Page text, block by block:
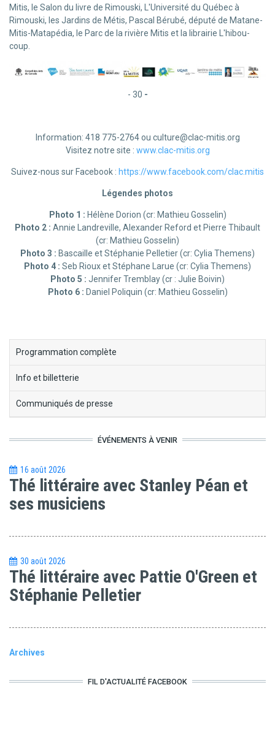
Mitis, le Salon du livre de Rimouski, L'Université du Québec à
Rimouski, les Jardins de Métis, Pascal Bérubé, député de Matane-
Mitis-Matapédia, le Parc de la rivière Mitis et la librairie L'hibou-
coup.
- 30 -
Information: 418 775-2764 ou culture@clac-mitis.org
Visitez notre site : www.clac-mitis.org
Suivez-nous sur Facebook : https://www.facebook.com/clac.mitis
Légendes photos
Photo 1 : Hélène Dorion (cr: Mathieu Gosselin)
Photo 2 : Annie Landreville, Alexander Reford et Pierre Thibault
(cr: Mathieu Gosselin)
Photo 3 : Bascaille et Stéphanie Pelletier (cr: Cylia Themens)
Photo 4 : Seb Rioux et Stéphane Larue (cr: Cylia Themens)
Photo 5 : Jennifer Tremblay (cr : Julie Boivin)
Photo 6 : Daniel Poliquin (cr: Mathieu Gosselin)
block-
thes-
litteraires
Programmation complète
Info et billetterie
Communiqués de presse
ÉVÉNEMENTS À VENIR
16 août 2026
Thé littéraire avec Stanley Péan et
ses musiciens
30 août 2026
Thé littéraire avec Pattie O'Green et
Stéphanie Pelletier
Archives
FIL D'ACTUALITÉ FACEBOOK